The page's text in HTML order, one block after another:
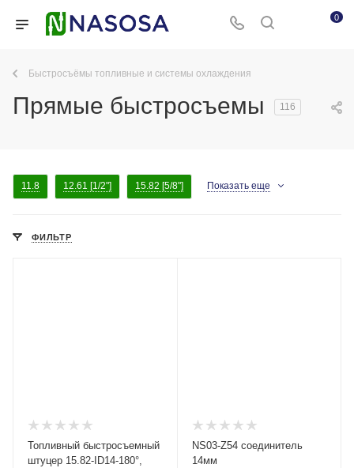
0
Быстросъёмы топливные и системы охлаждения
Прямые быстросъемы 116
11.8 12.61 [1/2"] 15.82 [5/8"] Показать еще
ФИЛЬТР
Топливный быстросъемный
штуцер 15.82-ID14-180°,
NS03-Z54 соединитель
14мм